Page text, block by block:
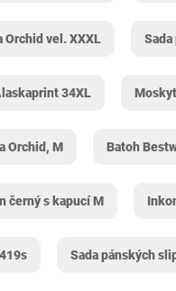
Orchid vel. XXXL
34XL
Orchid, M Batoh
černý s kapucí M
Sada pánských